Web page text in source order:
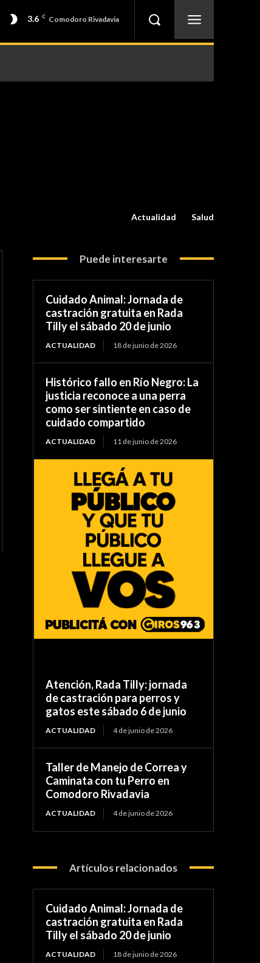
3.6 C Comodoro Rivadavia
Actualidad Salud
Puede interesarte
Cuidado Animal: Jornada de
castración gratuita en Rada
Tilly el sábado 20 de junio
ACTUALIDAD 18 de junio de 2026
Histórico fallo en Río Negro: La
justicia reconoce a una perra
como ser sintiente en caso de
cuidado compartido
ACTUALIDAD 11 de junio de 2026
Atención, Rada Tilly: jornada
de castración para perros y
gatos este sábado 6 de junio
ACTUALIDAD 4 de junio de 2026
Taller de Manejo de Correa y
Caminata con tu Perro en
Comodoro Rivadavia
ACTUALIDAD 4 de junio de 2026
Artículos relacionados
Cuidado Animal: Jornada de
castración gratuita en Rada
Tilly el sábado 20 de junio
ACTUALIDAD 18 de junio de 2026